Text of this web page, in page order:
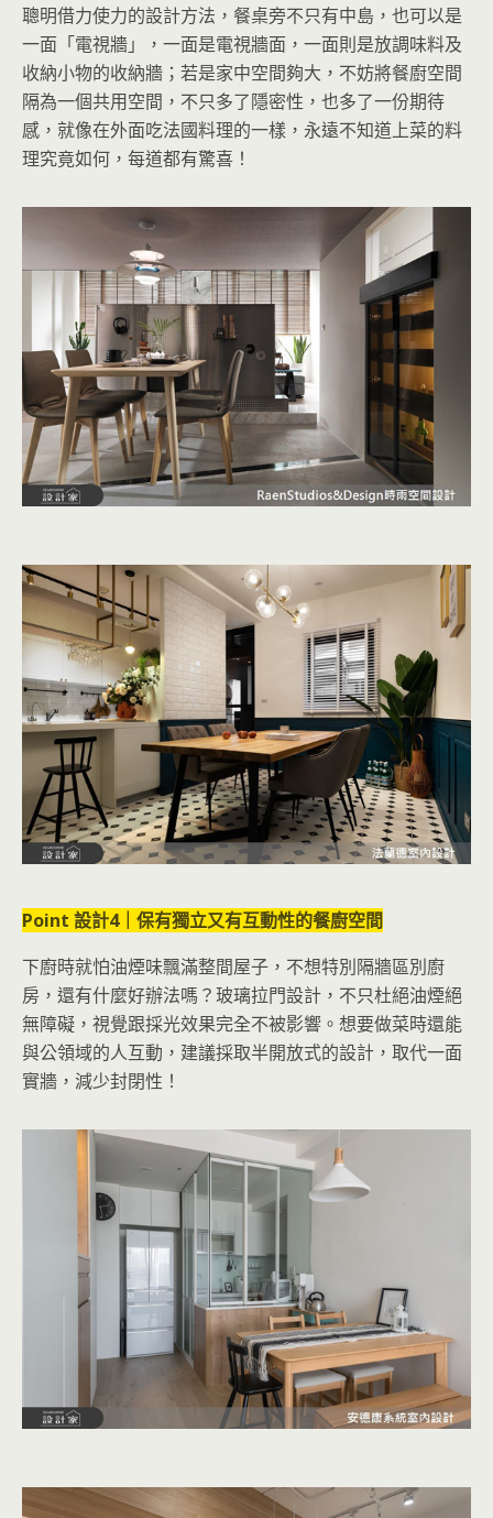
聰明借力使力的設計方法，餐桌旁不只有中島，也可以是
一面「電視牆」，一面是電視牆面，一面則是放調味料及
收納小物的收納牆；若是家中空間夠大，不妨將餐廚空間
隔為一個共用空間，不只多了隱密性，也多了一份期待
感，就像在外面吃法國料理的一樣，永遠不知道上菜的料
理究竟如何，每道都有驚喜！
Point 設計4｜保有獨立又有互動性的餐廚空間
下廚時就怕油煙味飄滿整間屋子，不想特別隔牆區別廚
房，還有什麼好辦法嗎？玻璃拉門設計，不只杜絕油煙絕
無障礙，視覺跟採光效果完全不被影響。想要做菜時還能
與公領域的人互動，建議採取半開放式的設計，取代一面
實牆，減少封閉性！